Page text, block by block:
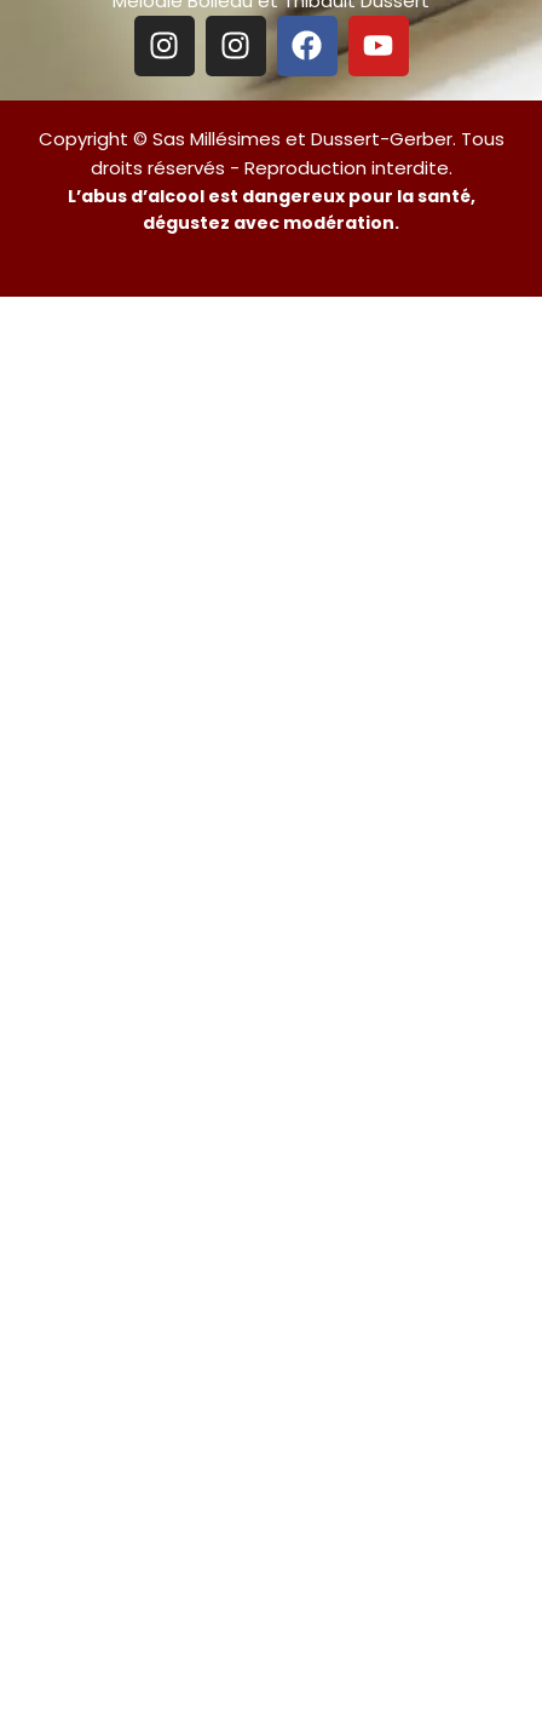
Copyright © Sas Millésimes et Dussert-Gerber. Tous
droits réservés - Reproduction interdite.
L’abus d’alcool est dangereux pour la santé,
dégustez avec modération.